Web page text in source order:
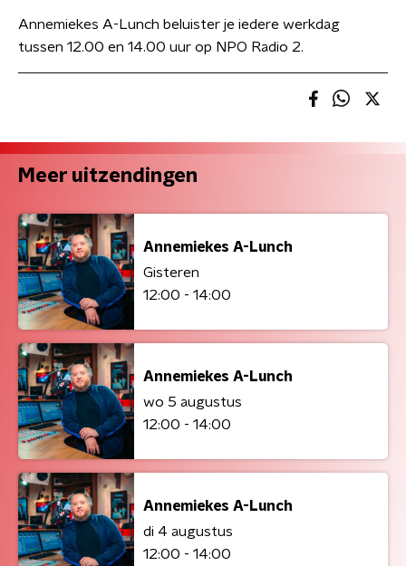
Annemiekes A-Lunch beluister je iedere werkdag
tussen 12.00 en 14.00 uur op NPO Radio 2.
Meer uitzendingen
Annemiekes A-Lunch
Gisteren
12:00 - 14:00
Annemiekes A-Lunch
wo 5 augustus
12:00 - 14:00
Annemiekes A-Lunch
di 4 augustus
12:00 - 14:00